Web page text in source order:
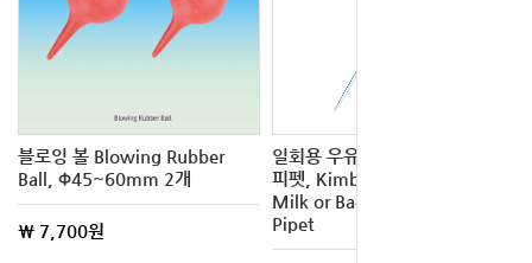
블로잉 볼 Blowing Rubber
Ball, Φ45~60mm 2개
\ 7,700원
일회용 우유 / 박테리아 멸균
피펫, Kimble® Disposable
Milk or Bacteriological Sterile
Pipet